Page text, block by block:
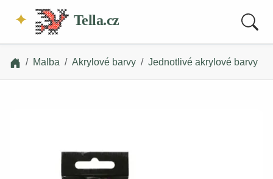
Tella.cz
Malba Akrylové barvy Jednotlivé akrylové barvy